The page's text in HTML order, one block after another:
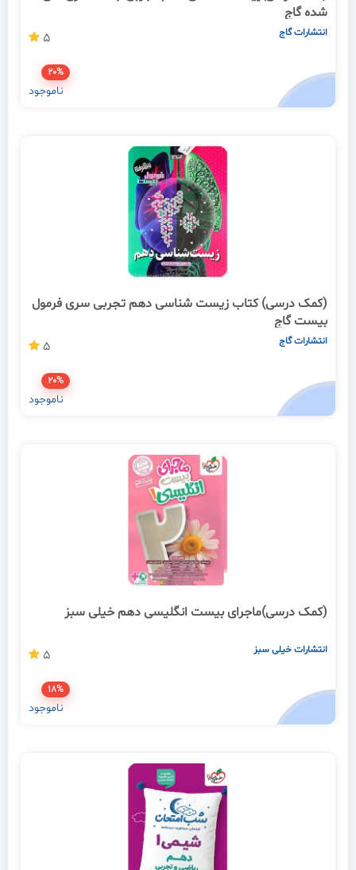
شده گاج
انتشارات گاج 5
20%
ناموجود
(کمک درسی) کتاب زیست شناسی دهم تجربی سری فرمول
بیست گاج
انتشارات گاج 5
20%
ناموجود
(کمک درسی)ماجرای بیست انگلیسی دهم خیلی سبز
انتشارات خیلی سبز 5
18%
ناموجود